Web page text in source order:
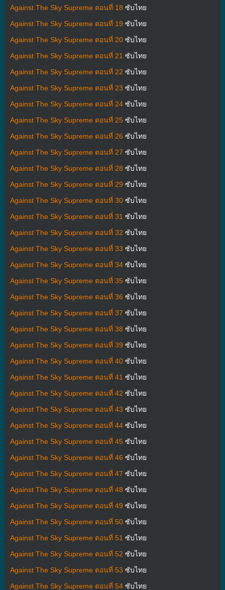
Against The Sky Supreme ตอนที่ 18 ซับไทย
Against The Sky Supreme ตอนที่ 19 ซับไทย
Against The Sky Supreme ตอนที่ 20ซับไทย
Against The Sky Supreme ตอนที่ 21 ซับไทย
Against The Sky Supreme ตอนที่ 22 ซับไทย
Against The Sky Supreme ตอนที่ 23 ซับไทย
Against The Sky Supreme ตอนที่ 24ซับไทย
Against The Sky Supreme ตอนที่ 25ซับไทย
Against The Sky Supreme ตอนที่ 26 ซับไทย
Against The Sky Supreme ตอนที่ 27 ซับไทย
Against The Sky Supreme ตอนที่ 28 ซับไทย
Against The Sky Supreme ตอนที่ 29 ซับไทย
Against The Sky Supreme ตอนที่ 30ซับไทย
Against The Sky Supreme ตอนที่ 31 ซับไทย
Against The Sky Supreme ตอนที่ 32 ซับไทย
Against The Sky Supreme ตอนที่ 33 ซับไทย
Against The Sky Supreme ตอนที่ 34ซับไทย
Against The Sky Supreme ตอนที่ 35ซับไทย
Against The Sky Supreme ตอนที่ 36 ซับไทย
Against The Sky Supreme ตอนที่ 37 ซับไทย
Against The Sky Supreme ตอนที่ 38 ซับไทย
Against The Sky Supreme ตอนที่ 39 ซับไทย
Against The Sky Supreme ตอนที่ 40ซับไทย
Against The Sky Supreme ตอนที่ 41 ซับไทย
Against The Sky Supreme ตอนที่ 42 ซับไทย
Against The Sky Supreme ตอนที่ 43 ซับไทย
Against The Sky Supreme ตอนที่ 44ซับไทย
Against The Sky Supreme ตอนที่ 45ซับไทย
Against The Sky Supreme ตอนที่ 46 ซับไทย
Against The Sky Supreme ตอนที่ 47 ซับไทย
Against The Sky Supreme ตอนที่ 48 ซับไทย
Against The Sky Supreme ตอนที่ 49 ซับไทย
Against The Sky Supreme ตอนที่ 50ซับไทย
Against The Sky Supreme ตอนที่ 51 ซับไทย
Against The Sky Supreme ตอนที่ 52 ซับไทย
Against The Sky Supreme ตอนที่ 53 ซับไทย
Against The Sky Supreme ตอนที่ 54ซับไทย